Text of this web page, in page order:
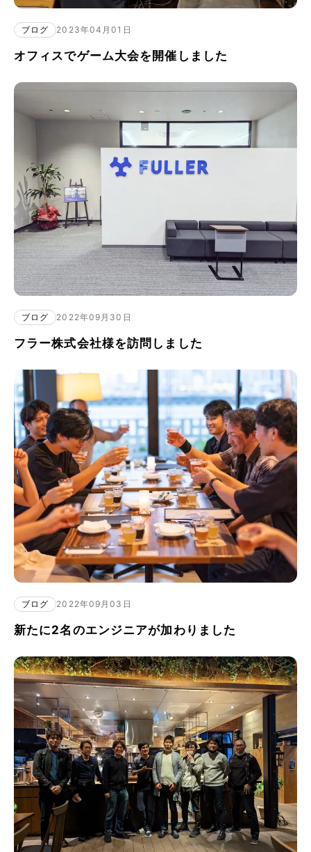
ブログ 2023年04月01日
オフィスでゲーム大会を開催しました
ブログ 2022年09月30日
フラー株式会社様を訪問しました
ブログ 2022年09月03日
新たに2名のエンジニアが加わりました